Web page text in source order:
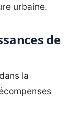
urbaine.
de
la